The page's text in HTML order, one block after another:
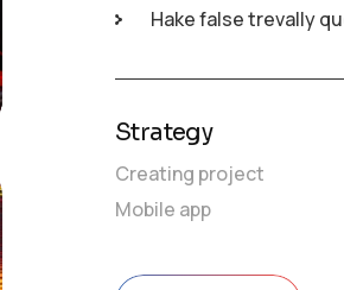
Hake false trevally
Strategy
Creating project
Mobile app